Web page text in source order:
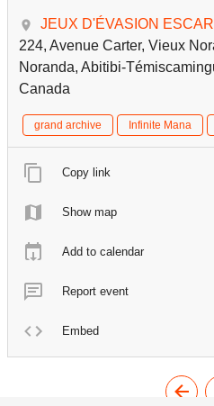
JEUX D'ÉVASION
224, Avenue Carter, Vieux
Noranda, Abitibi-
Canada
grand archive Infinite Mana
Copy link
Show map
Add to calendar
Report event
Embed